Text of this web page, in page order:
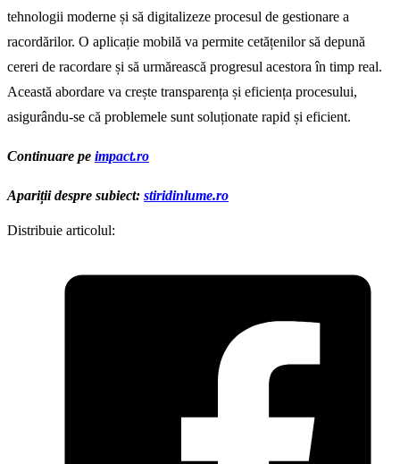
tehnologii moderne și să digitalizeze procesul de gestionare a
racordărilor. O aplicație mobilă va permite cetățenilor să depună
cereri de racordare și să urmărească progresul acestora în timp real.
Această abordare va crește transparența și eficiența procesului,
asigurându-se că problemele sunt soluționate rapid și eficient.
Continuare pe impact.ro
Apariții despre subiect: stiridinlume.ro
Distribuie articolul: